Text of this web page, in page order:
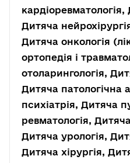
Дитяча
Дитяча онкологія
ортопедія і
отоларингологія,
Дитяча патологічна
психіатрія, Дитяча
ревматологія,
Дитяча урологія,
Дитяча хірургія,